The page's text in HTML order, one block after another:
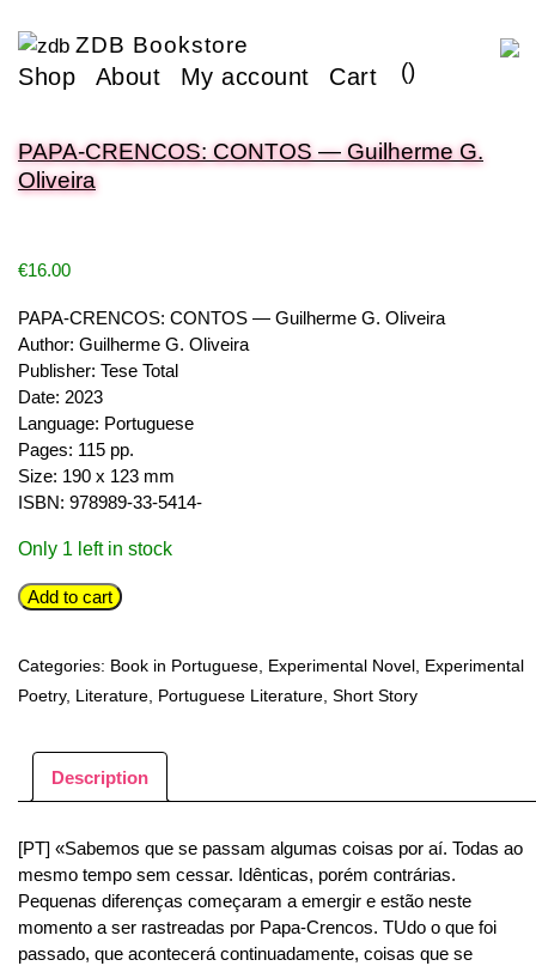
ZDB Bookstore
Shop About My account Cart ()
PAPA-CRENCOS: CONTOS — Guilherme G.
Oliveira
€16.00
PAPA-CRENCOS: CONTOS — Guilherme G. Oliveira
Author: Guilherme G. Oliveira
Publisher: Tese Total
Date: 2023
Language: Portuguese
Pages: 115 pp.
Size: 190 x 123 mm
ISBN: 978989-33-5414-
Only 1 left in stock
PAPA-
CONTOS
—
G.
Oliveira
quantity
Add to cart
Categories: Book in Portuguese Experimental Novel Experimental
Poetry, Literature Portuguese Literature Short Story
Description
[PT] «Sabemos que se passam algumas coisas por aí. Todas ao
mesmo tempo sem cessar. Idênticas, porém contrárias.
Pequenas diferenças começaram a emergir e estão neste
momento a ser rastreadas por Papa-Crencos. TUdo o que foi
passado, que acontecerá continuadamente, coisas que se